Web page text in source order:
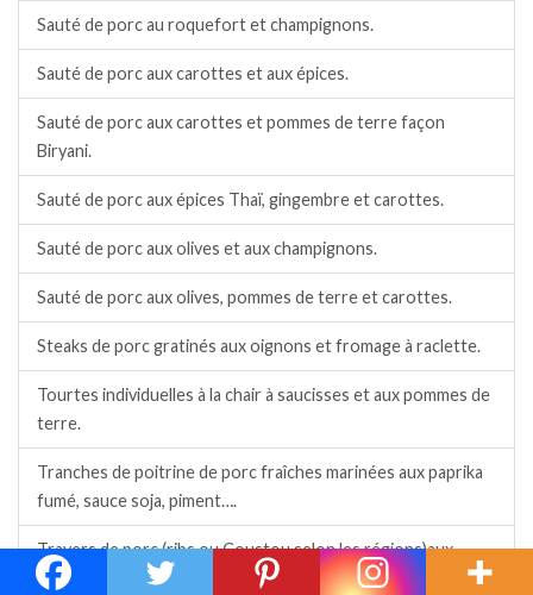
Sauté de porc au roquefort et champignons.
Sauté de porc aux carottes et aux épices.
Sauté de porc aux carottes et pommes de terre façon
Biryani.
Sauté de porc aux épices Thaï, gingembre et carottes.
Sauté de porc aux olives et aux champignons.
Sauté de porc aux olives, pommes de terre et carottes.
Steaks de porc gratinés aux oignons et fromage à raclette.
Tourtes individuelles à la chair à saucisses et aux pommes de
terre.
Tranches de poitrine de porc fraîches marinées aux paprika
fumé, sauce soja, piment….
Travers de porc (ribs ou Coustou selon les régions)aux
épices, rôtis au four.